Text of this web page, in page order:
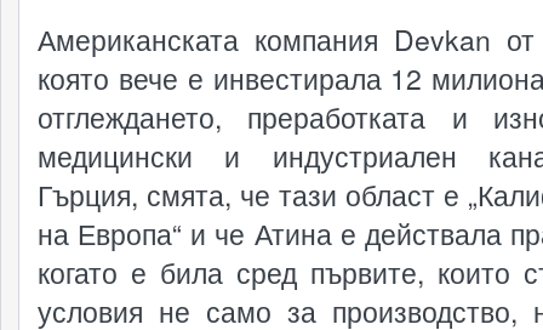
Американската компания Devkan
която вече е инвестирала 12
отглеждането, преработката и
медицински и индустриален
Гърция, смята, че тази област е
на Европа“ и че Атина е действала
когато е била сред първите, които
условия не само за производство,